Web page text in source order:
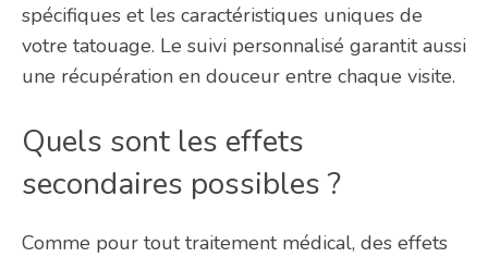
spécifiques et les caractéristiques uniques de
votre tatouage. Le suivi personnalisé garantit aussi
une récupération en douceur entre chaque visite.
Quels sont les effets
secondaires possibles ?
Comme pour tout traitement médical, des effets